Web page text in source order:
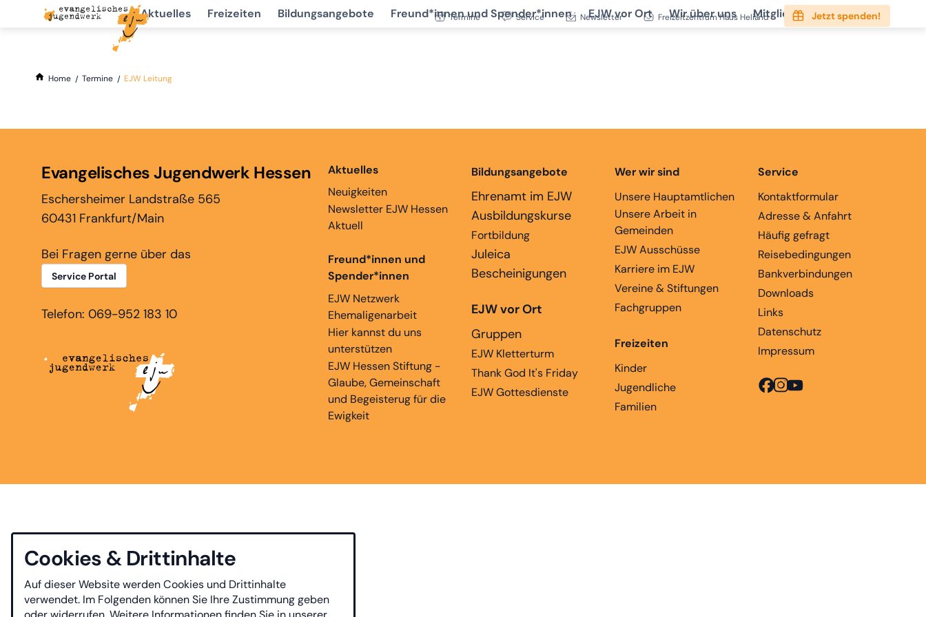
Termine Service Newsletter Freizeitzentrum Haus Heliand Jetzt spenden!
Aktuelles Freizeiten Bildungsangebote Freund*innen und Spender*innen EJW vor Ort Wir über uns Mitgliedschaft Service
Home Termine EJW Leitung
Evangelisches Jugendwerk Hessen
Eschersheimer Landstraße 565
60431 Frankfurt/Main
Bei Fragen gerne über das
Service Portal
Telefon: 069-952 183 10
Aktuelles
Neuigkeiten
Newsletter EJW Hessen
Aktuell
Freund*innen und
Spender*innen
EJW Netzwerk
Ehemaligenarbeit
Hier kannst du uns
unterstützen
EJW Hessen Stiftung -
Glaube, Gemeinschaft
und Begeisterug für die
Ewigkeit
Bildungsangebote
Ehrenamt im EJW
Ausbildungskurse
Fortbildung
Juleica
Bescheinigungen
EJW vor Ort
Gruppen
EJW Kletterturm
Thank God It's Friday
EJW Gottesdienste
Wer wir sind
Unsere Hauptamtlichen
Unsere Arbeit in
Gemeinden
EJW Ausschüsse
Karriere im EJW
Vereine & Stiftungen
Fachgruppen
Freizeiten
Kinder
Jugendliche
Familien
Service
Kontaktformular
Adresse & Anfahrt
Häufig gefragt
Reisebedingungen
Bankverbindungen
Downloads
Links
Datenschutz
Impressum
Cookies & Drittinhalte
Auf dieser Website werden Cookies und Drittinhalte
verwendet. Im Folgenden können Sie Ihre Zustimmung geben